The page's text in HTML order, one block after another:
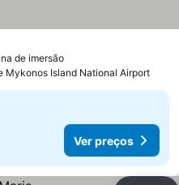
de imersão
Mykonos Island National Airport
Ver preços